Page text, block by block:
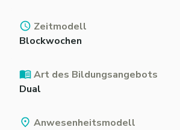
Zeitmodell
Blockwochen
Art des Bildungsangebots
Dual
Anwesenheitsmodell